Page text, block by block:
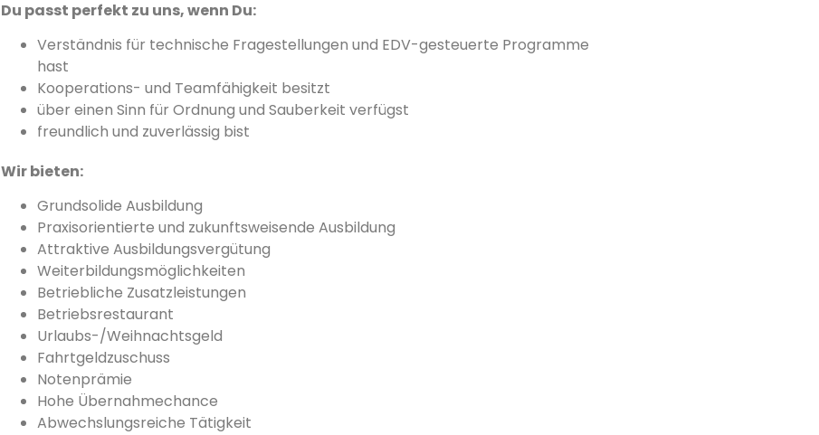
Du passt perfekt zu uns, wenn Du:
Verständnis für technische Fragestellungen und EDV-gesteuerte Programme
hast
Kooperations- und Teamfähigkeit besitzt
über einen Sinn für Ordnung und Sauberkeit verfügst
freundlich und zuverlässig bist
Wir bieten:
Grundsolide Ausbildung
Praxisorientierte und zukunftsweisende Ausbildung
Attraktive Ausbildungsvergütung
Weiterbildungsmöglichkeiten
Betriebliche Zusatzleistungen
Betriebsrestaurant
Urlaubs-/Weihnachtsgeld
Fahrtgeldzuschuss
Notenprämie
Hohe Übernahmechance
Abwechslungsreiche Tätigkeit